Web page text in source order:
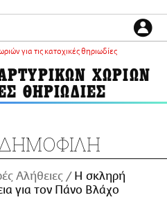
το
κυρίως
για τις κατοχικές θηριωδίες
ΧΩΡΙΩΝ
ΘΗΡΙΩΔΙΕΣ
Αλήθειες
H σκληρή
για τον Πάνο Βλάχο